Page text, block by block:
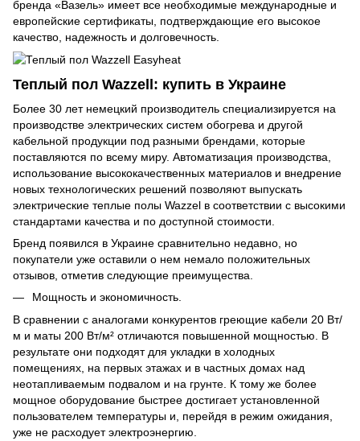
бренда «Вазель» имеет все необходимые международные и
европейские сертификаты, подтверждающие его высокое
качество, надежность и долговечность.
Теплый пол Wazzell: купить в Украине
Более 30 лет немецкий производитель специализируется на
производстве электрических систем обогрева и другой
кабельной продукции под разными брендами, которые
поставляются по всему миру. Автоматизация производства,
использование высококачественных материалов и внедрение
новых технологических решений позволяют выпускать
электрические теплые полы Wazzel в соответствии с высокими
стандартами качества и по доступной стоимости.
Бренд появился в Украине сравнительно недавно, но
покупатели уже оставили о нем немало положительных
отзывов, отметив следующие преимущества.
Мощность и экономичность.
В сравнении с аналогами конкурентов греющие кабели 20 Вт/
м и маты 200 Вт/м² отличаются повышенной мощностью. В
результате они подходят для укладки в холодных
помещениях, на первых этажах и в частных домах над
неотапливаемым подвалом и на грунте. К тому же более
мощное оборудование быстрее достигает установленной
пользователем температуры и, перейдя в режим ожидания,
уже не расходует электроэнергию.